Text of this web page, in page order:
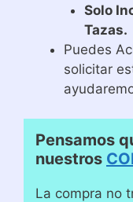
Solo
Tazas.
Puedes
solicitar
Pensamos
nuestros
La compra no